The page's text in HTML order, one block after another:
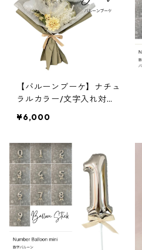
【バルーンブーケ】ナチュ
ラルカラー/文字入れ対応
¥6,000